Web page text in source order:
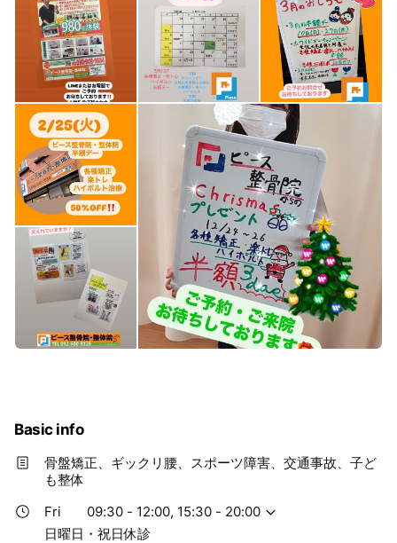
Basic info
骨盤矯正、ギックリ腰、スポーツ障害、交通事故、子ど
も整体
Fri
09:30 - 12:00, 15:30 - 20:00
日曜日・祝日休診